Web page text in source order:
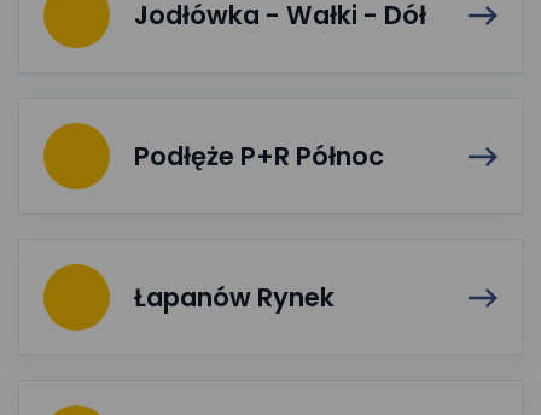
Jodłówka - Wałki - Dół
Podłęże P+R Północ
Łapanów Rynek